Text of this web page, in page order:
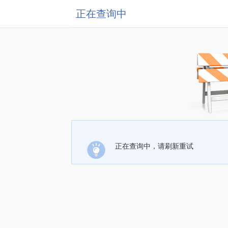
正在查询中
正在查询中，请刷新重试